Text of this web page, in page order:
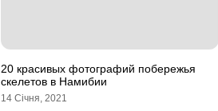
20 красивых фотографий побережья
скелетов в Намибии
14 Січня, 2021